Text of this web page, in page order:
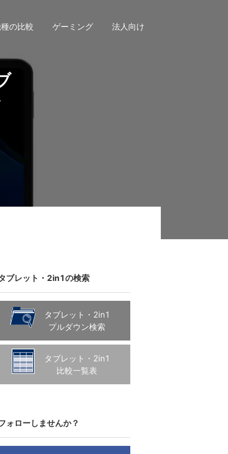
の比較 ゲーミング 法人向け
ブレット・2in1の検索
タブレット・2in1
プルダウン検索
タブレット・2in1
比較一覧表
ォローしませんか？